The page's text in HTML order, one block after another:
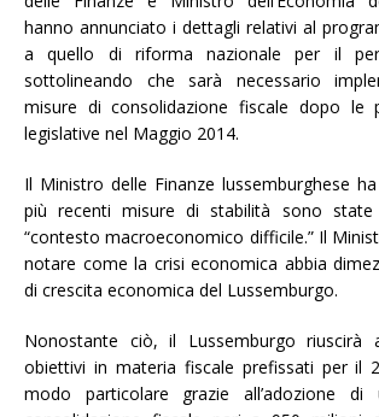
hanno annunciato i dettagli relativi al
a quello di riforma nazionale per il
sottolineando che sarà necessario
misure di consolidazione fiscale dopo le
legislative nel Maggio 2014.
Il Ministro delle Finanze lussemburghese
più recenti misure di stabilità sono state
“contesto macroeconomico difficile.” Il
notare come la crisi economica abbia
di crescita economica del Lussemburgo.
Nonostante ciò, il Lussemburgo riuscirà
obiettivi in materia fiscale prefissati per il
modo particolare grazie all’adozione